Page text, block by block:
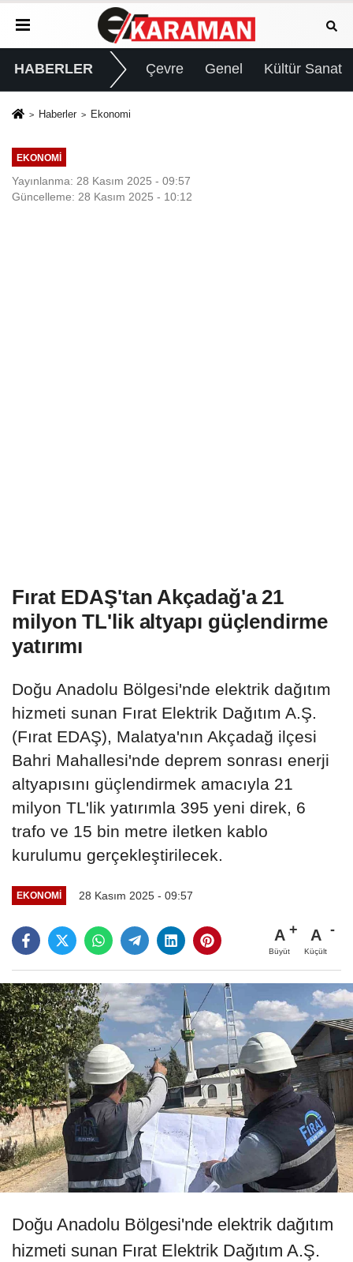
HABERLER Çevre Genel Kültür Sanat
Haberler Ekonomi
EKONOMI
Yayınlanma: 28 Kasım 2025 - 09:57
Güncelleme: 28 Kasım 2025 - 10:12
Fırat EDAŞ'tan Akçadağ'a 21
milyon TL'lik altyapı güçlendirme
yatırımı
Doğu Anadolu Bölgesi'nde elektrik dağıtım
hizmeti sunan Fırat Elektrik Dağıtım A.Ş.
(Fırat EDAŞ), Malatya'nın Akçadağ ilçesi
Bahri Mahallesi'nde deprem sonrası enerji
altyapısını güçlendirmek amacıyla 21
milyon TL'lik yatırımla 395 yeni direk, 6
trafo ve 15 bin metre iletken kablo
kurulumu gerçekleştirilecek.
EKONOMI 28 Kasım 2025 - 09:57
A
Büyüt
A
Küçült
Doğu Anadolu Bölgesi'nde elektrik dağıtım
hizmeti sunan Fırat Elektrik Dağıtım A.Ş.